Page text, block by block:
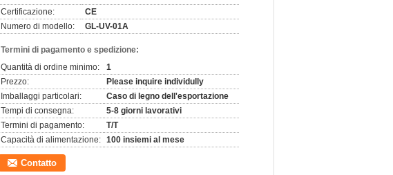
Certificazione:
CE
Numero di modello:
GL-UV-01A
Termini di pagamento e spedizione:
Quantità di ordine minimo:
1
Prezzo:
Please inquire individully
Imballaggi particolari:
Caso di legno dell'esportazione
Tempi di consegna:
5-8 giorni lavorativi
Termini di pagamento:
T/T
Capacità di alimentazione: 100 insiemi al mese
Contatto